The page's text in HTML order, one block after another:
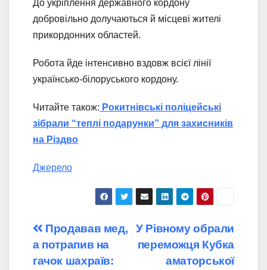
До укріплення державного кордону
добровільно долучаються й місцеві жителі
прикордонних областей.
Робота йде інтенсивно вздовж всієї лінії
українсько-білоруського кордону.
Читайте також: Рокитнівські поліцейські
зібрали “теплі подарунки” для захисників
на Різдво
Джерело
Навігація
записів
У Рівному обрали
переможця Кубка
аматорської
Продавав мед,
а потрапив на
гачок шахраїв: